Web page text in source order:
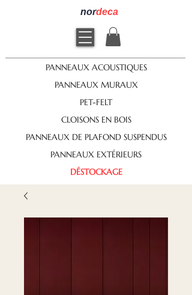
nordeca
PANNEAUX ACOUSTIQUES
PANNEAUX MURAUX
PET-FELT
CLOISONS EN BOIS
PANNEAUX DE PLAFOND SUSPENDUS
PANNEAUX EXTÉRIEURS
DÉSTOCKAGE